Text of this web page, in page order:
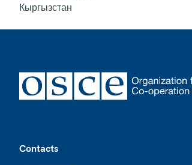
Кыргызстан
Contacts